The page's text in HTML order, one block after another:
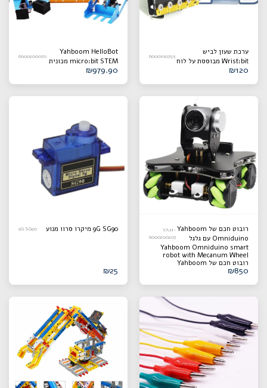
ערכת שעון לביש
Wrist:bit מבוססת על לוח
BBC Micro:bit V2/V1.5
6000100795
₪120
Yahboom HelloBot
micro:bit STEM מכונית
רובוט חכמה תואמת ללוח
6000200070
₪979.90
רובוט חכם של Yahboom
Omniduino עם גלגל
Mecanum
YAH-
6000200207
Yahboom Omniduino smart
robot with Mecanum Wheel
רובוט חכם של Yahboom
Omniduino עם גלגל Mecanum
₪850
9G SG90 מיקרו סרוו מנוע 9G SG90
₪25